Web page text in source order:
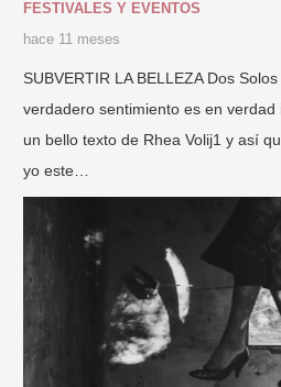
FESTIVALES Y EVENTOS
hace 11 meses
SUBVERTIR LA BELLEZA Dos
verdadero sentimiento es en
un bello texto de Rhea Volij1 y así
yo este…